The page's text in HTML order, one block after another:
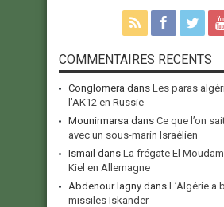
COMMENTAIRES RECENTS
Conglomera dans Les paras
l’AK12 en Russie
Mounirmarsa dans Ce que l’on
avec un sous-marin Israélien
Ismail dans La frégate El
Kiel en Allemagne
Abdenour lagny dans L’Algérie a
missiles Iskander